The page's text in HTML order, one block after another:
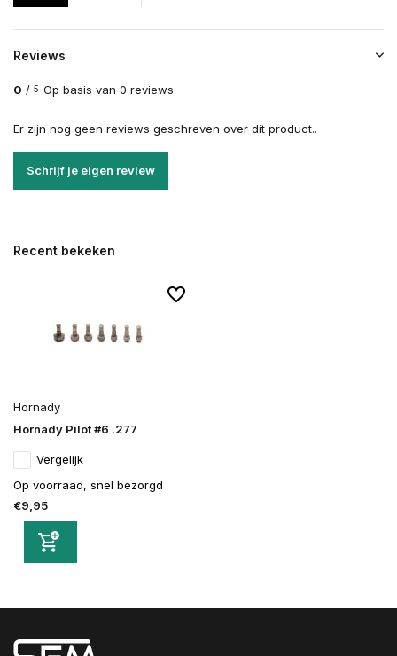
Reviews
0 / 5 Op basis van 0 reviews
Er zijn nog geen reviews geschreven over dit product..
Schrijf je eigen review
Recent bekeken
Hornady
Hornady Pilot #6 .277
Vergelijk
Op voorraad, snel bezorgd
€9,95